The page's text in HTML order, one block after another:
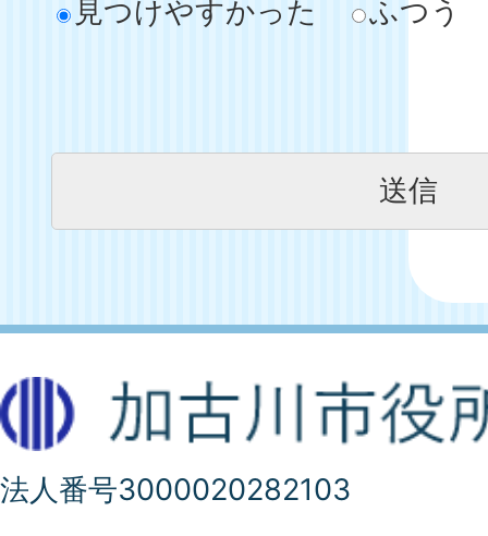
見つけやすかった ふつう
法人番号3000020282103